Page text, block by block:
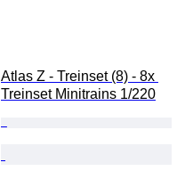
Atlas Z - Treinset (8) - 8x
Treinset Minitrains 1/220